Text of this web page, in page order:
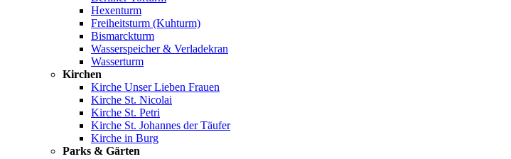
Hexenturm
Freiheitsturm (Kuhturm)
Bismarckturm
Wasserspeicher & Verladekran
Wasserturm
Kirchen
Kirche Unser Lieben Frauen
Kirche St. Nicolai
Kirche St. Petri
Kirche St. Johannes der Täufer
Kirche in Burg
Parks & Gärten